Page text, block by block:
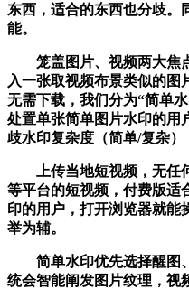
东西，适合的东西也分歧。
能。
笼盖图片、视频两大焦
入一张取视频布景类似的图
无需下载，我们分为“简单
处置单张简单图片水印的用
歧水印复杂度（简单/复杂）
上传当地短视频，无任
等平台的短视频，付费版适
印的用户，打开浏览器就能
举为辅。
简单水印优先选择醒图
统会智能阐发图片纹理，视